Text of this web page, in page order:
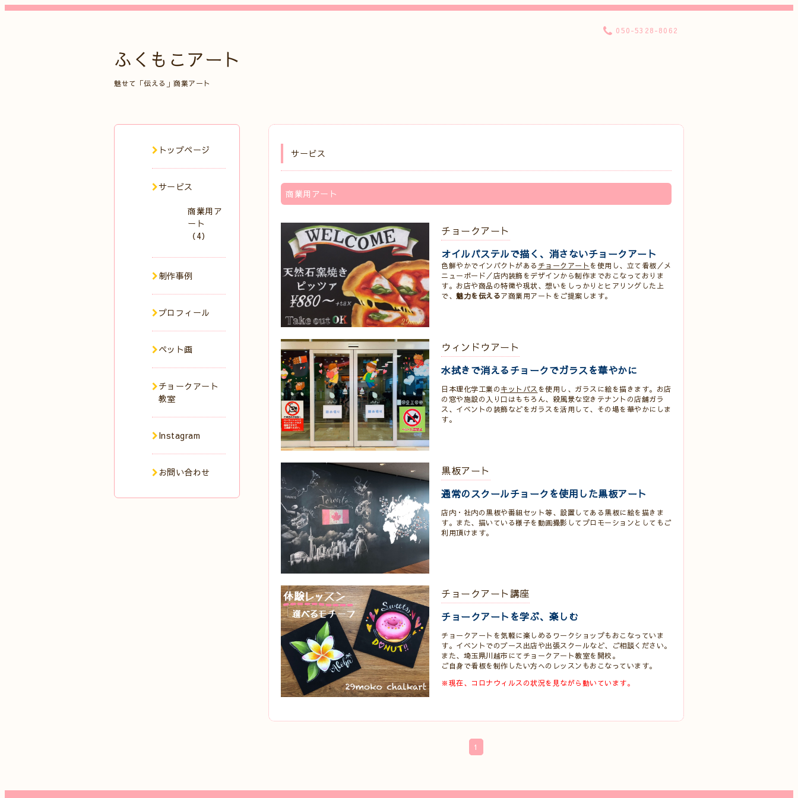
ふくもこアート
魅せて「伝える」商業アート
050-5328-8062
サービス
商業用アート
チョークアート
オイルパステルで描く、消さないチョークアート
色鮮やかでインパクトがある チョークアート を使用し、立て看板／メ
ニューボード／店内装飾をデザインから制作までおこなっておりま
す。お店や商品の特徴や現状、想いをしっかりとヒアリングした上
で、 魅力を伝えるア商業用アートをご提案します。
ウィンドウアート
水拭きで消えるチョークでガラスを華やかに
日本理化学工業のキットパス を使用し、ガラスに絵を描きます。お店
の窓や施設の入り口はもちろん、殺風景な空きテナントの店舗ガラ
ス、イベントの装飾などをガラスを活用して、その場を華やかにしま
す。
黒板アート
通常のスクールチョークを使用した黒板アート
店内・社内の黒板や番組セット等、設置してある黒板に絵を描きま
す。また、描いている様子を動画撮影してプロモーションとしてもご
利用頂けます。
チョークアート講座
チョークアートを学ぶ、楽しむ
チョークアートを気軽に楽しめるワークショップもおこなっていま
す。イベントでのブース出店や出張スクールなど、ご相談ください。
また、埼玉県川越市にてチョークアート教室を開校。
ご自身で看板を制作したい方へのレッスンもおこなっています。
※現在、コロナウィルスの状況を見ながら動いています。
1
トップページ
サービス
商業用ア
ート
（4）
制作事例
プロフィール
ペット画
チョークアート
教室
Instagram
お問い合わせ